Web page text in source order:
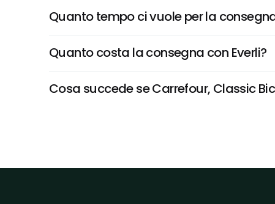
Quanto tempo ci vuole per la
Quanto costa la consegna con Everli?
Cosa succede se Carrefour, Classic